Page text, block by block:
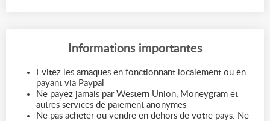
Informations importantes
Evitez les arnaques en fonctionnant localement ou en
payant via Paypal
Ne payez jamais par Western Union, Moneygram et
autres services de paiement anonymes
Ne pas acheter ou vendre en dehors de votre pays. Ne